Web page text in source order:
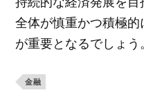
全体が慎重かつ積極
が重要となるでしょう。
金融